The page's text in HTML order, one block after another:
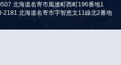
北海道名寄市風連町西町196番地1
2181 北海道名寄市字智恵文11線北2番地